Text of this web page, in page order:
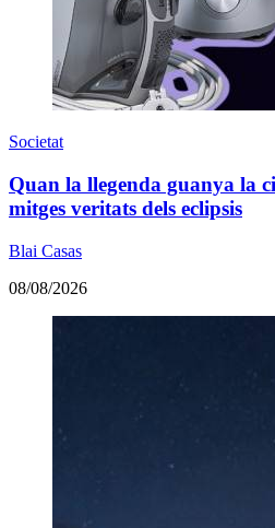
Societat
Quan la llegenda guanya la
mitges veritats dels eclipsis
Blai Casas
08/08/2026